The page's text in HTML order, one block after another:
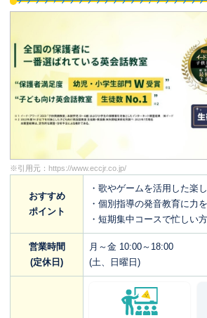
※引用元： https://www.eccjr.co.jp/
おすすめ
ポイント
・歌やゲームを活用した楽
・個別指導の発音教育に力
・短期集中コースで忙しい
営業時間
(定休日)
月～金 10:00～18:00
(土、日曜日)